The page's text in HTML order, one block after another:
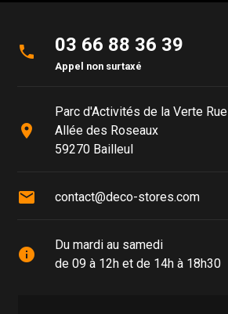
phone 03 66 88 36 39
Appel non surtaxé
place
Parc d'Activités de la Verte Rue
Allée des Roseaux
59270 Bailleul
mail contact@deco-stores.com
info
Du mardi au samedi
de 09 à 12h et de 14h à 18h30